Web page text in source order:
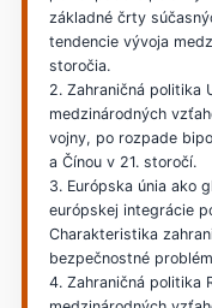
základné črty
tendencie vývoja
storočia.
2. Zahraničná politika
medzinárodných
vojny, po rozpade
a Čínou v 21. storočí.
3. Európska únia ako
európskej integrácie
Charakteristika
bezpečnostné
4. Zahraničná politika